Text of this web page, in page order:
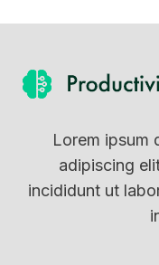
Lorem ipsum
adipiscing
incididunt ut